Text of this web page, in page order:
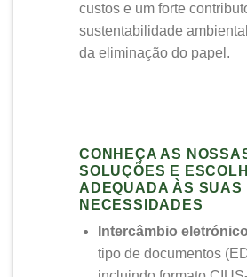
custos e um forte
sustentabilidade
da eliminação do papel.
CONHEÇA AS
SOLUÇÕES E
ADEQUADA ÀS SUAS
NECESSIDADES
Intercâmbio eletrónico
tipo de documentos